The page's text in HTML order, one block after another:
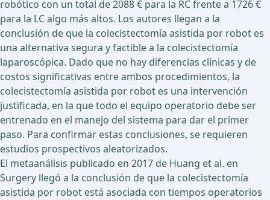
robótico con un total de 2088 € para la RC frente a 1726 €
para la LC algo más altos. Los autores llegan a la
conclusión de que la colecistectomía asistida por robot es
una alternativa segura y factible a la colecistectomía
laparoscópica. Dado que no hay diferencias clínicas y de
costos significativas entre ambos procedimientos, la
colecistectomía asistida por robot es una intervención
justificada, en la que todo el equipo operatorio debe ser
entrenado en el manejo del sistema para dar el primer
paso. Para confirmar estas conclusiones, se requieren
estudios prospectivos aleatorizados.
El metaanálisis publicado en 2017 de Huang et al. en
Surgery llegó a la conclusión de que la colecistectomía
asistida por robot está asociada con tiempos operatorios